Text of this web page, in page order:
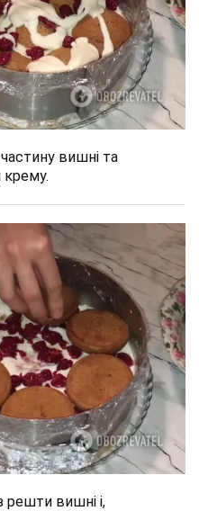
вишні та
решти вишні і,